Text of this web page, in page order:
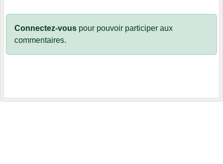
Connectez-vous pour pouvoir participer aux
commentaires.